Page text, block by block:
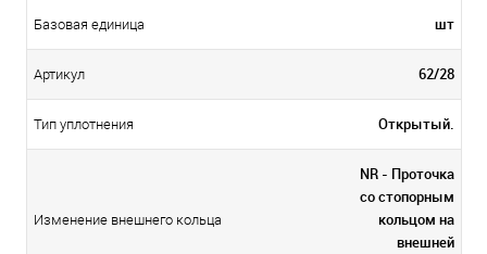
Базовая единица шт
Артикул 62/28
Тип уплотнения Открытый.
Изменение внешнего кольца
NR - Проточка
со стопорным
кольцом на
внешней